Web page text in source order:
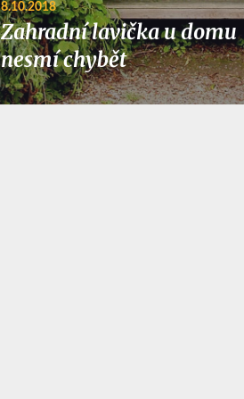
8.10.2018
Zahradní lavička u domu
nesmí chybět